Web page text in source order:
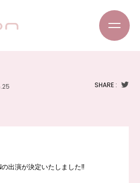
SHARE :
の出演が決定いたしました‼️